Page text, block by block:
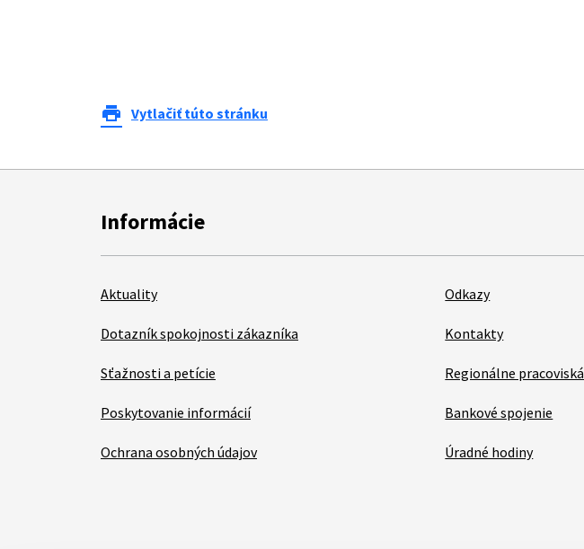
print Vytlačiť túto stránku
Informácie
Aktuality
Dotazník spokojnosti zákazníka
Sťažnosti a petície
Poskytovanie informácií
Ochrana osobných údajov
Odkazy
Kontakty
Regionálne pracoviská
Bankové spojenie
Úradné hodiny